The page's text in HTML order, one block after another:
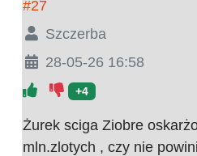
#27
Szczerba
28-05-26 16:58
+4
Żurek sciga Ziobre
mln.zlotych , czy nie